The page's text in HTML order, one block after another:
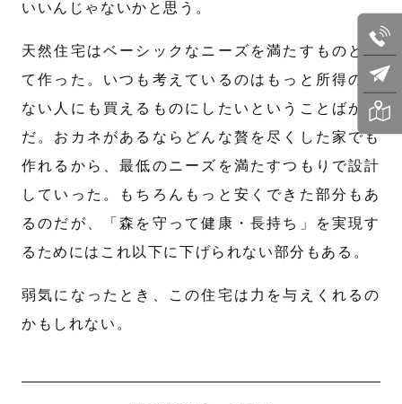
いいんじゃないかと思う。
天然住宅はベーシックなニーズを満たすものとし
て作った。いつも考えているのはもっと所得の少
ない人にも買えるものにしたいということばかり
だ。おカネがあるならどんな贅を尽くした家でも
作れるから、最低のニーズを満たすつもりで設計
していった。もちろんもっと安くできた部分もあ
るのだが、「森を守って健康・長持ち」を実現す
るためにはこれ以下に下げられない部分もある。
弱気になったとき、この住宅は力を与えくれるの
かもしれない。